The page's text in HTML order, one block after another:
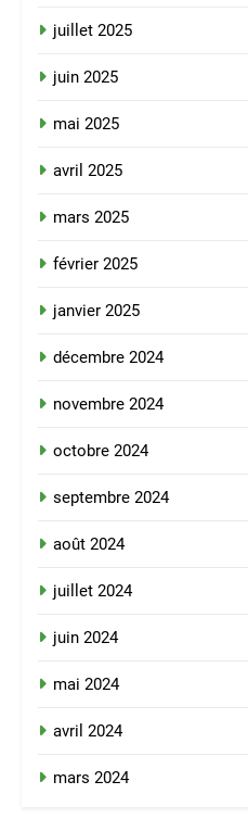
juillet 2025
juin 2025
mai 2025
avril 2025
mars 2025
février 2025
janvier 2025
décembre 2024
novembre 2024
octobre 2024
septembre 2024
août 2024
juillet 2024
juin 2024
mai 2024
avril 2024
mars 2024